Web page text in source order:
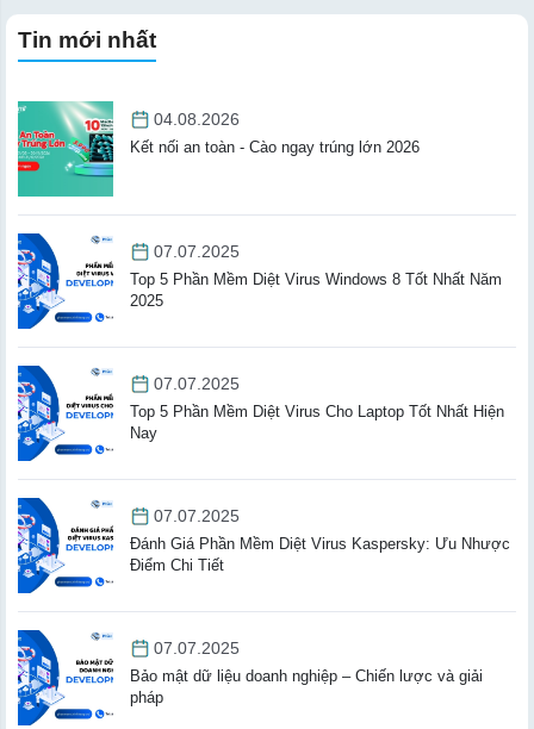
Tin mới nhất
04.08.2026
Kết nối an toàn - Cào ngay trúng lớn 2026
07.07.2025
Top 5 Phần Mềm Diệt Virus Windows 8 Tốt Nhất Năm
2025
07.07.2025
Top 5 Phần Mềm Diệt Virus Cho Laptop Tốt Nhất Hiện
Nay
07.07.2025
Đánh Giá Phần Mềm Diệt Virus Kaspersky: Ưu Nhược
Điểm Chi Tiết
07.07.2025
Bảo mật dữ liệu doanh nghiệp – Chiến lược và giải
pháp